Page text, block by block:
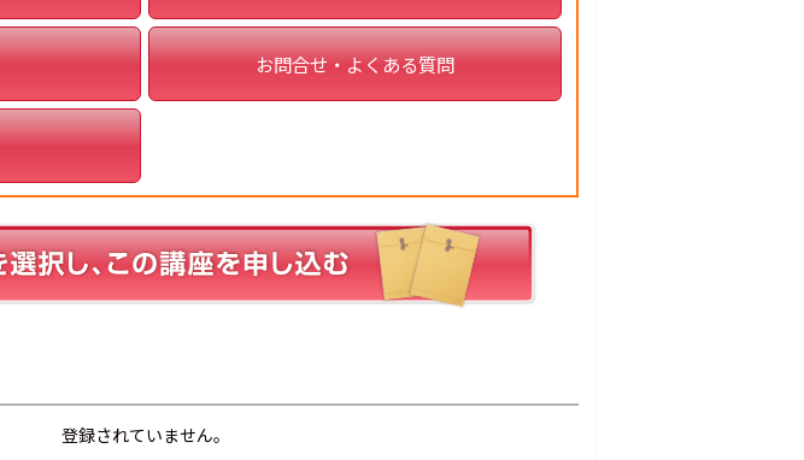
お問合せ・よくある質問
登録されていません。